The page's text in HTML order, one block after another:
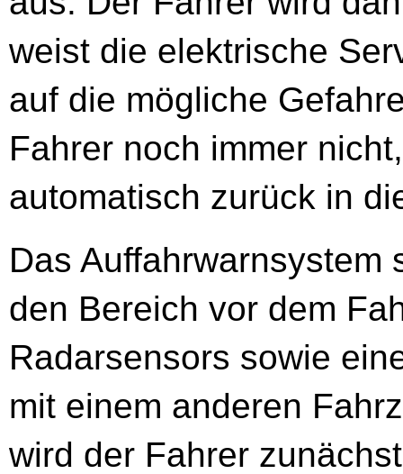
weist die elektrische
auf die mögliche
Fahrer noch immer
automatisch zurück in
Das Auffahrwarnsystem
den Bereich vor dem
Radarsensors sowie
mit einem anderen
wird der Fahrer